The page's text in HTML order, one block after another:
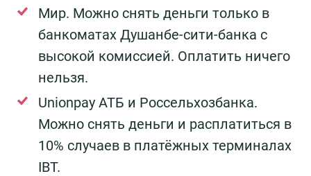
Мир. Можно снять деньги только в
банкоматах Душанбе-сити-банка с
высокой комиссией. Оплатить ничего
нельзя.
Unionpay АТБ и Россельхозбанка.
Можно снять деньги и расплатиться в
10% случаев в платёжных терминалах
IBT.